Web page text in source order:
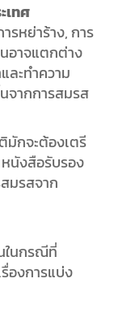
เทศ
รหย่าร้าง, การ
อาจแตกต่าง
ละทำความ
จากการสมรส
มักจะต้องเตรี
นังสือรับรอง
มรสจาก
ในกรณีที่
องการแบ่ง